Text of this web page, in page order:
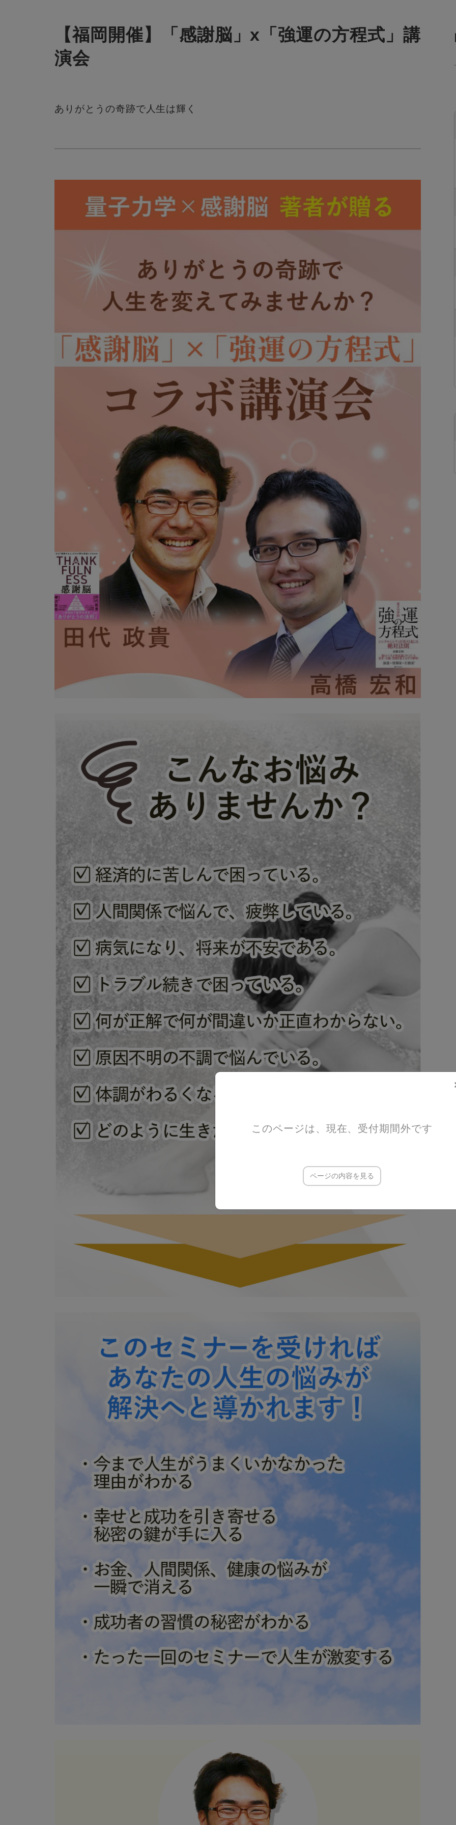
【福岡開催】「感謝脳」x「強運の方程式」講
演会
ありがとうの奇跡で人生は輝く
このページは、現在、受付期間外です
ページの内容を見る